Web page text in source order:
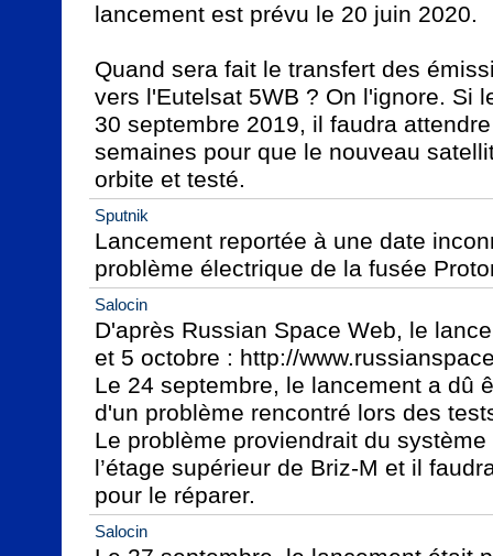
lancement est prévu le 20 juin 2020.
Quand sera fait le transfert des
vers l'Eutelsat 5WB ? On l'ignore. Si
30 septembre 2019, il faudra
semaines pour que le nouveau
orbite et testé.
Sputnik
Lancement reportée à une date
problème électrique de la fusée
Salocin
D'après Russian Space Web, le
et 5 octobre : http://
Le 24 septembre, le lancement a dû
d'un problème rencontré lors des
Le problème proviendrait du
l’étage supérieur de Briz-M et il
pour le réparer.
Salocin